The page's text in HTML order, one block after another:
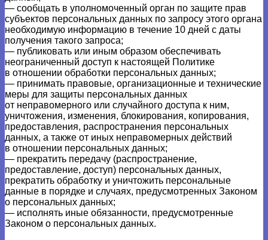
— сообщать в уполномоченный орган по защите прав
субъектов персональных данных по запросу этого органа
необходимую информацию в течение 10 дней с даты
получения такого запроса;
— публиковать или иным образом обеспечивать
неограниченный доступ к настоящей Политике
в отношении обработки персональных данных;
— принимать правовые, организационные и технические
меры для защиты персональных данных
от неправомерного или случайного доступа к ним,
уничтожения, изменения, блокирования, копирования,
предоставления, распространения персональных
данных, а также от иных неправомерных действий
в отношении персональных данных;
— прекратить передачу (распространение,
предоставление, доступ) персональных данных,
прекратить обработку и уничтожить персональные
данные в порядке и случаях, предусмотренных Законом
о персональных данных;
— исполнять иные обязанности, предусмотренные
Законом о персональных данных.